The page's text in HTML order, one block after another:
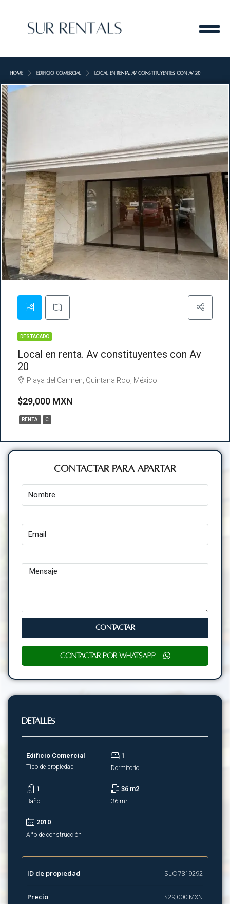
Home Edificio Comercial Local en renta. Av constituyentes con Av 20
DESTACADO
Local en renta. Av constituyentes con Av
20
Playa del Carmen, Quintana Roo, México
$29,000 MXN
RENTA C
Detalles
Edificio Comercial
Tipo de propiedad
1
Dormitorio
1
Baño
36 m2
36 m²
2010
Año de construcción
ID de propiedad SLO7819292
Precio $29,000 MXN
Contactar para Apartar
CONTACTAR
Contactar por WhatsApp